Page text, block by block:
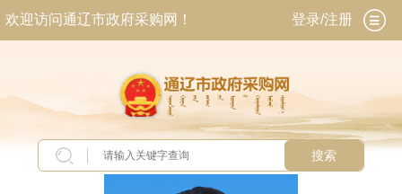
欢迎访问通辽市政府采购网！ 登录/注册
搜索